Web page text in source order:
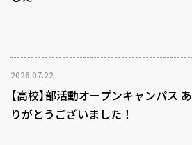
2026.07.22
【高校】部活動オープンキャンパス あ
りがとうございました！